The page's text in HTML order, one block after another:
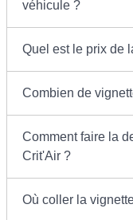
véhicule ?
Quel est le prix de
Combien de
Comment faire la
Crit'Air ?
Où coller la